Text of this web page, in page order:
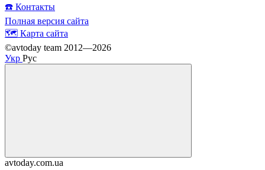
☎️ Контакты
Полная версия сайта
🗺️ Карта сайта
©avtoday team 2012—2026
Укр Рус
avtoday.com.ua